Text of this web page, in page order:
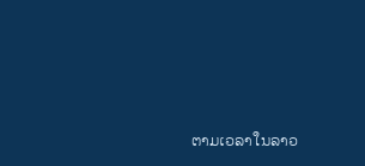
ຕາມເວລາໃນລາວ